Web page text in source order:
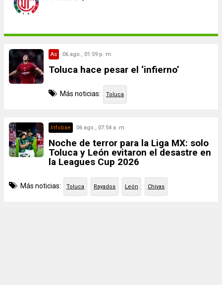
As 06 ago., 01:59 p. m.
Toluca hace pesar el ‘infierno’
Más noticias: Toluca
Infobae 06 ago., 07:54 a. m.
Noche de terror para la Liga MX: solo
Toluca y León evitaron el desastre en
la Leagues Cup 2026
Más noticias: Toluca Rayados León Chivas